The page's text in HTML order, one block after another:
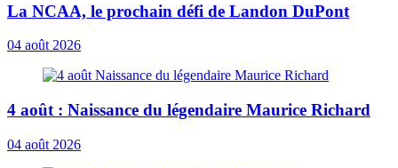
La NCAA, le prochain défi de Landon DuPont
04 août 2026
4 août : Naissance du légendaire Maurice Richard
04 août 2026